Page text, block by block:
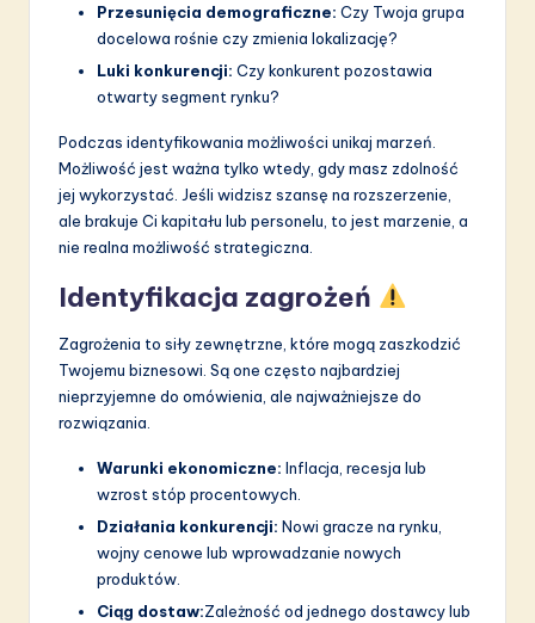
Przesunięcia demograficzne: Czy Twoja grupa
docelowa rośnie czy zmienia lokalizację?
Luki konkurencji: Czy konkurent pozostawia
otwarty segment rynku?
Podczas identyfikowania możliwości unikaj marzeń.
Możliwość jest ważna tylko wtedy, gdy masz zdolność
jej wykorzystać. Jeśli widzisz szansę na rozszerzenie,
ale brakuje Ci kapitału lub personelu, to jest marzenie, a
nie realna możliwość strategiczna.
Identyfikacja zagrożeń
Zagrożenia to siły zewnętrzne, które mogą zaszkodzić
Twojemu biznesowi. Są one często najbardziej
nieprzyjemne do omówienia, ale najważniejsze do
rozwiązania.
Warunki ekonomiczne: Inflacja, recesja lub
wzrost stóp procentowych.
Działania konkurencji: Nowi gracze na rynku,
wojny cenowe lub wprowadzanie nowych
produktów.
Ciąg dostaw:Zależność od jednego dostawcy lub